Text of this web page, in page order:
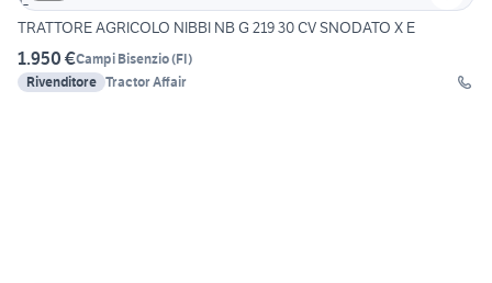
TRATTORE AGRICOLO NIBBI NB G 219 30 CV SNODATO X E
1.950 €Campi Bisenzio(FI)
Rivenditore Tractor Affair